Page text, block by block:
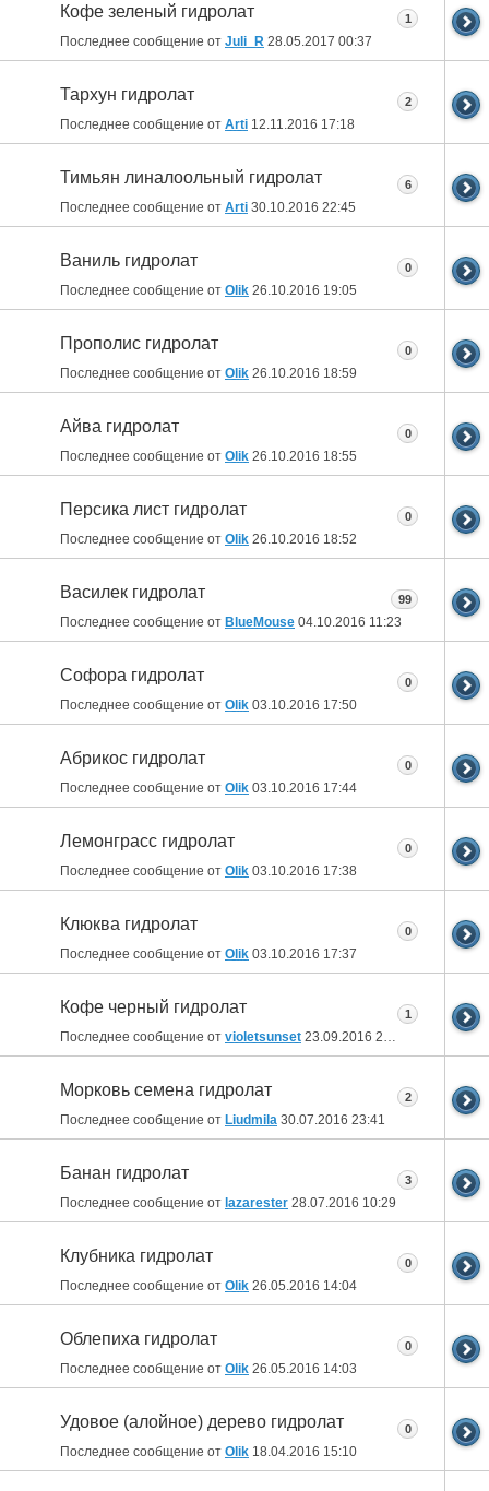
Кофе зеленый гидролат
Последнее сообщение от Juli_R 28.05.2017 00:37
1
Тархун гидролат
Последнее сообщение от Arti 12.11.2016 17:18
2
Тимьян линалоольный гидролат
Последнее сообщение от Arti 30.10.2016 22:45
6
Ваниль гидролат
Последнее сообщение от Olik 26.10.2016 19:05
0
Прополис гидролат
Последнее сообщение от Olik 26.10.2016 18:59
0
Айва гидролат
Последнее сообщение от Olik 26.10.2016 18:55
0
Персика лист гидролат
Последнее сообщение от Olik 26.10.2016 18:52
0
Василек гидролат
Последнее сообщение от BlueMouse 04.10.2016 11:23
99
Софора гидролат
Последнее сообщение от Olik 03.10.2016 17:50
0
Абрикос гидролат
Последнее сообщение от Olik 03.10.2016 17:44
0
Лемонграсс гидролат
Последнее сообщение от Olik 03.10.2016 17:38
0
Клюква гидролат
Последнее сообщение от Olik 03.10.2016 17:37
0
Кофе черный гидролат
Последнее сообщение от violetsunset 23.09.2016 21:07
1
Морковь семена гидролат
Последнее сообщение от Liudmila 30.07.2016 23:41
2
Банан гидролат
Последнее сообщение от lazarester 28.07.2016 10:29
3
Клубника гидролат
Последнее сообщение от Olik 26.05.2016 14:04
0
Облепиха гидролат
Последнее сообщение от Olik 26.05.2016 14:03
0
Удовое (алойное) дерево гидролат
Последнее сообщение от Olik 18.04.2016 15:10
0